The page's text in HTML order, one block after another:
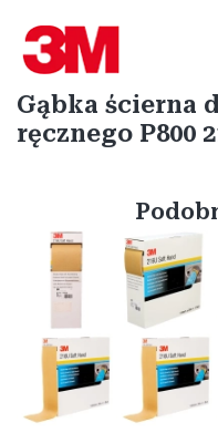
Etykiety
Gąbka ścierna
ręcznego P800